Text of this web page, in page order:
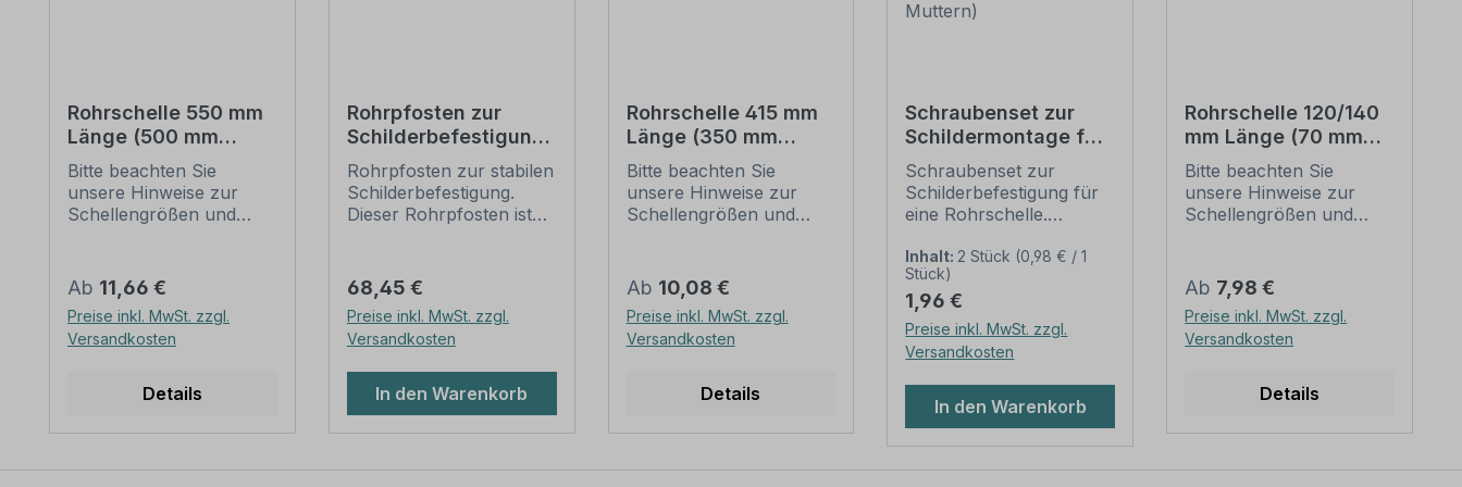
Rohrschelle 550 mm
Länge (500 mm
Lochung) zur
Schilderbefestigung
Bitte beachten Sie
unsere Hinweise zur
Schellengrößen und
(weiter unten).
Rohrschellen nach der
IVZ-Norm stellen die
Standardbefestigungen
Verkehrszeichen dar. Sie
erhältlich,
und somit für dauerhafte
Regulärer Preis:
Ab 11,66 €
Preise inkl. MwSt. zzgl.
Versandkosten
Details
Rohrpfosten zur
Schilderbefestigung
– 3500 mm / Ø 60
mm
Rohrpfosten zur stabilen
Schilderbefestigung.
Dieser Rohrpfosten ist
60 mm geeignet.
Merkmale dieses
Rohrpfostens:
Ausführung: Stahl,
Ausführung -
Abmessungen: Länge
Verpackungseinheiten: 1
Regulärer Preis:
68,45 €
Preise inkl. MwSt. zzgl.
Versandkosten
In den Warenkorb
Rohrschelle 415 mm
Länge (350 mm
Lochung) zur
Schilderbefestigung
Bitte beachten Sie
unsere Hinweise zur
Schellengrößen und
(weiter unten).
Rohrschellen nach der
IVZ-Norm stellen die
Standardbefestigungen
Verkehrszeichen dar. Sie
erhältlich,
und somit für dauerhafte
Regulärer Preis:
Ab 10,08 €
Preise inkl. MwSt. zzgl.
Versandkosten
Details
Schraubenset zur
Schildermontage für
1 Rohrschelle (je 2 M
6 Schrauben,
Unterlegscheiben,
Schraubenset zur
Schilderbefestigung für
eine Rohrschelle.
Schraubensets zur
Schilderbefestigung:
Ausführung: Stahl,
feuerverzinkt
Verpackungseinheit -
Set: 2 Stück -
Kreuzschlitzschrauben
M 6 x 16 2 Stück -
Muttern 2 Stück -
Unterlegscheiben Bitte
beachten Sie: Für eine
Inhalt: 2 Stück (0,98 € / 1
Stück)
Regulärer Preis:
1,96 €
Preise inkl. MwSt. zzgl.
Versandkosten
In den Warenkorb
Rohrschelle 120/140
mm Länge (70 mm
Lochung) zur
Schilderbefestigung
Bitte beachten Sie
unsere Hinweise zur
Schellengrößen und
(weiter unten).
Rohrschellen nach der
IVZ-Norm stellen die
Standardbefestigungen
Verkehrszeichen dar. Sie
erhältlich,
und somit für dauerhafte
Regulärer Preis:
Ab 7,98 €
Preise inkl. MwSt. zzgl.
Versandkosten
Details